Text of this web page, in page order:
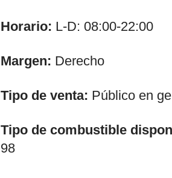
Horario: L-D: 08:00-22:00
Margen: Derecho
Tipo de venta: Público en
Tipo de combustible
98